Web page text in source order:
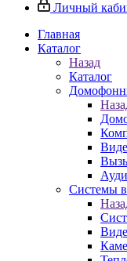
Личный
Главная
Каталог
Назад
Каталог
Системы